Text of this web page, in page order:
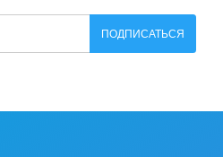
ПОДПИСАТЬСЯ